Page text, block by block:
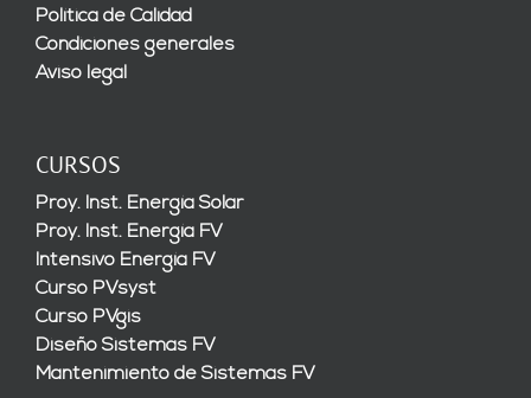
Política de Calidad
Condiciones generales
Aviso legal
CURSOS
Proy. Inst. Energía Solar
Proy. Inst. Energía FV
Intensivo Energía FV
Curso PVsyst
Curso PVgis
Diseño Sistemas FV
Mantenimiento de Sistemas FV